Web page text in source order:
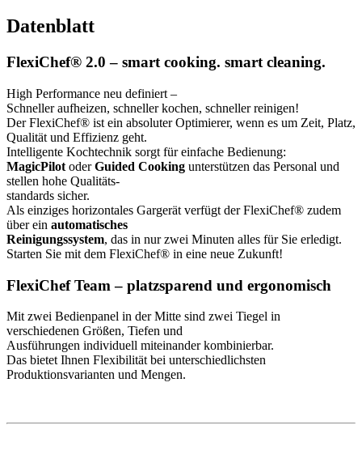
Datenblatt
FlexiChef® 2.0 – smart cooking. smart cleaning.
High Performance neu definiert –
Schneller aufheizen, schneller kochen, schneller reinigen!
Der FlexiChef® ist ein absoluter Optimierer, wenn es um Zeit, Platz,
Qualität und Effizienz geht.
Intelligente Kochtechnik sorgt für einfache Bedienung:
MagicPilot oderGuided Cooking unterstützen das Personal und
stellen hohe Qualitäts-
standards sicher.
Als einziges horizontales Gargerät verfügt der FlexiChef® zudem
über ein automatisches
Reinigungssystem, das in nur zwei Minuten alles für Sie erledigt.
Starten Sie mit dem FlexiChef® in eine neue Zukunft!
FlexiChef Team – platzsparend und ergonomisch
Mit zwei Bedienpanel in der Mitte sind zwei Tiegel in
verschiedenen Größen, Tiefen und
Ausführungen individuell miteinander kombinierbar.
Das bietet Ihnen Flexibilität bei unterschiedlichsten
Produktionsvarianten und Mengen.